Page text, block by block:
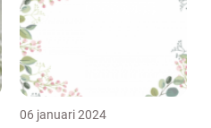
06 januari 2024